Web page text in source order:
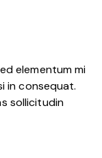
elementum mi
in consequat.
sollicitudin